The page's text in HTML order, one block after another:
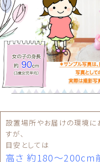
設置場所やお届けの環境に
すが、
目安としては
高さ 約180〜200cm